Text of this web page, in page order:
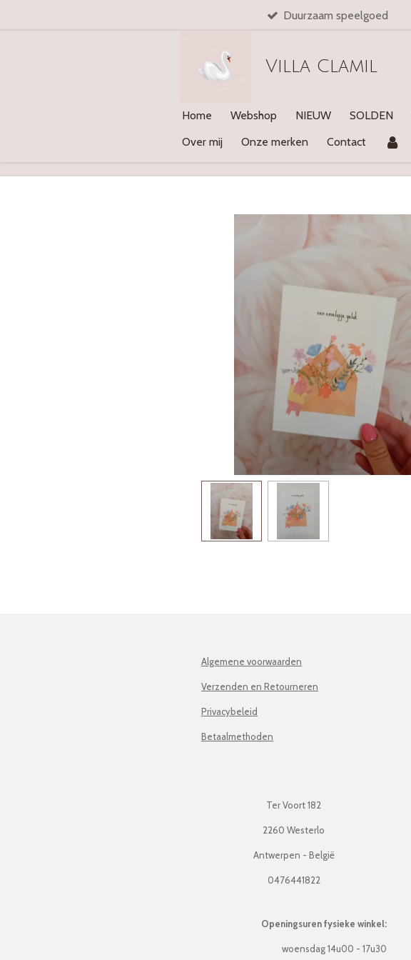
Duurzaam speelgoed
Villa Clamil
Home Webshop NIEUW SOLDEN
Over mij
Onze merken Contact
Algemene voorwaarden
Verzenden en Retourneren
Privacybeleid
Betaalmethoden
Ter Voort 182
2260 Westerlo
Antwerpen - België
0476441822
Openingsuren fysieke winkel:
woensdag 14u00 - 17u30